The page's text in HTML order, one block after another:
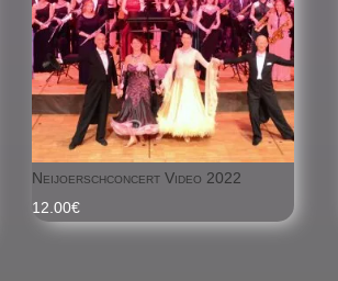
Neijoerschconcert Video 2022
12.00€